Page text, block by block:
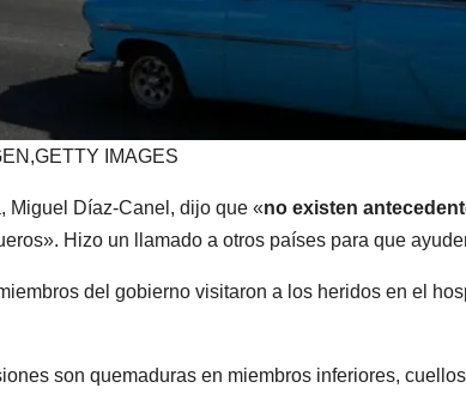
GETTY IMAGES
Miguel Díaz-Canel, dijo que «no existen
Hizo un llamado a otros países para que
del gobierno visitaron a los heridos en el
son quemaduras en miembros inferiores,